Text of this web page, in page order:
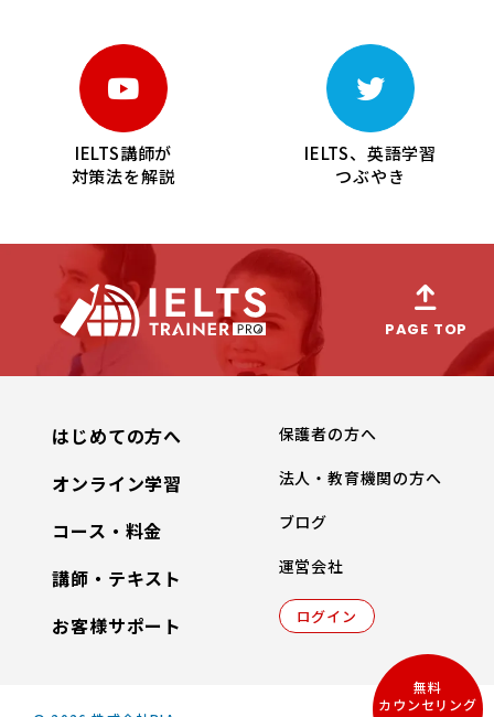
IELTS講師が
対策法を解説
IELTS、英語学習
つぶやき
PAGE TOP
はじめての方へ
オンライン学習
コース・料金
講師・テキスト
お客様サポート
保護者の方へ
法人・教育機関の方へ
ブログ
運営会社
ログイン
無料
カウンセリング